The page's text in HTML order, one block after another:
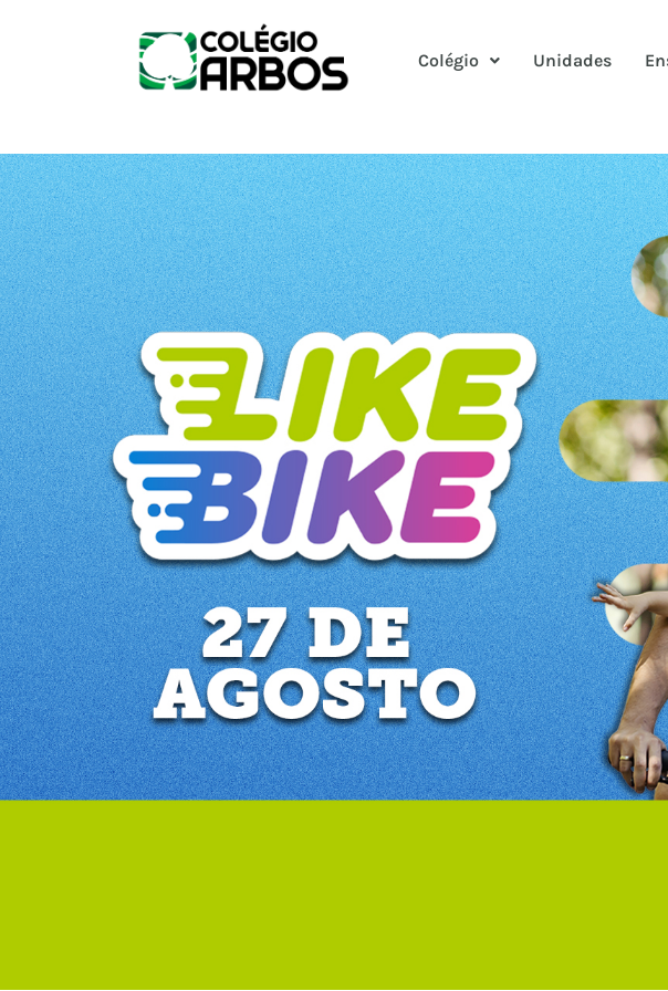
Colégio Unidades